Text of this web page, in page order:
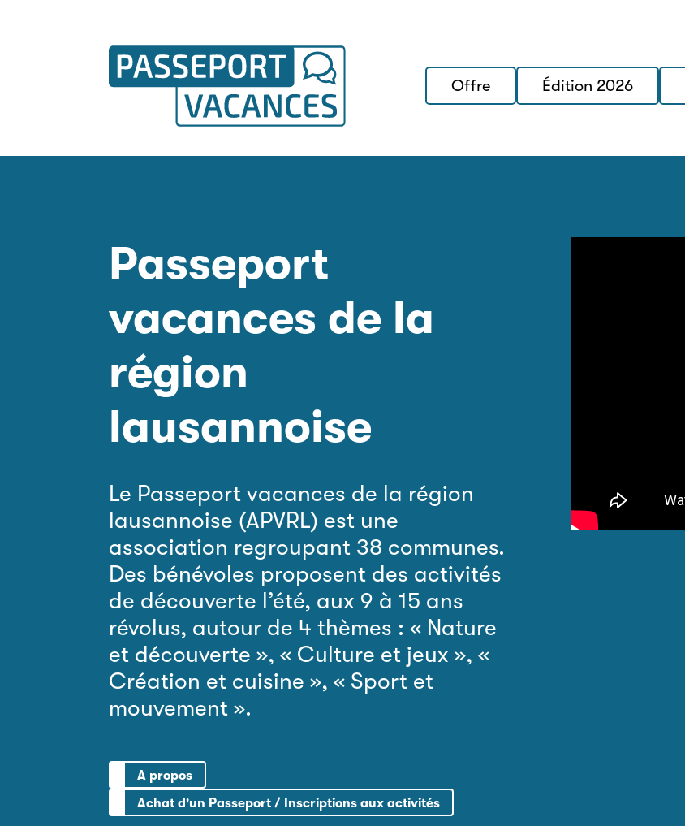
Offre Édition 2026
Passeport
vacances de la
région
lausannoise
Le Passeport vacances de la région
lausannoise (APVRL) est une
association regroupant 38 communes.
Des bénévoles proposent des activités
de découverte l’été, aux 9 à 15 ans
révolus, autour de 4 thèmes : « Nature
et découverte », « Culture et jeux », «
Création et cuisine », « Sport et
mouvement ».
A propos
Achat d'un Passeport / Inscriptions aux activités